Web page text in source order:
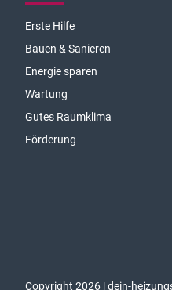
Erste Hilfe
Bauen & Sanieren
Energie sparen
Wartung
Gutes Raumklima
Förderung
Copyright 2026 | dein-